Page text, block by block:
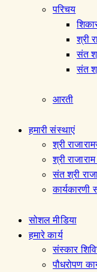
परिचय
श्री
संत
संत
आरती
हमारी संस्थाएं
श्री
श्री
संत श्री
कार्यकारणी
सोशल मीडिया
हमारे कार्य
संस्कार
पौधरोपण